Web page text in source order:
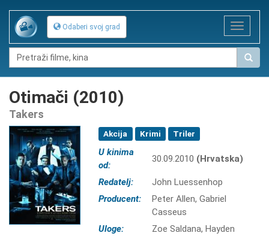
Toggle
Odaberi svoj grad
Otimači (2010)
Takers
Akcija Krimi Triler
U kinima
od:
30.09.2010 (Hrvatska)
Redatelj:
John Luessenhop
Producent:
Peter Allen, Gabriel
Casseus
Uloge:
Zoe Saldana, Hayden